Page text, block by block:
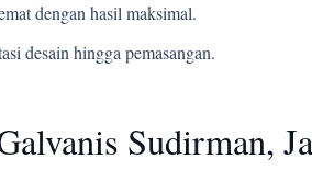
dengan hasil maksimal.
desain hingga pemasangan.
Sudirman,